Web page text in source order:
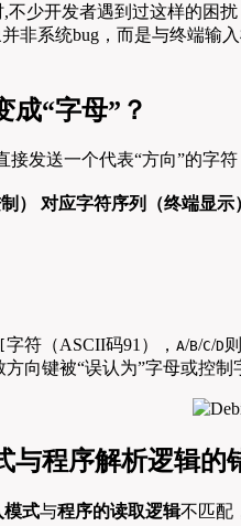
,不少开发者遇到过这样的
并非系统bug，而是与终端
成“字母”？
发送一个代表“方向”的字
） 对应字符序列（终端显示
字符（ASCII码91）， A/B/C/D
向键被“误认为”字母或控制
与程序解析逻辑的
模式与程序的读取逻辑不匹配